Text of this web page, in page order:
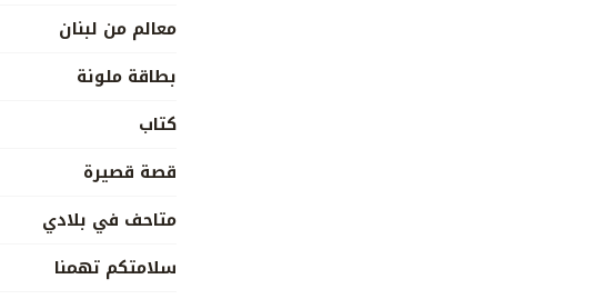
معالم من لبنان
بطاقة ملونة
كتاب
قصة قصيرة
متاحف في بلادي
سلامتكم تهمنا